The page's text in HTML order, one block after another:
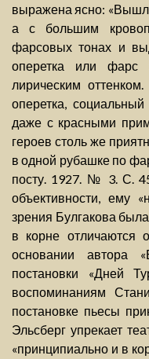
выражена ясно:
а с большим
фарсовых тонах и
оперетка или фарс
лирическим
оперетка,
даже с красными
героев столь же
в одной рубашке по
посту. 1927. № 3. С.
объективности, ему
зрения Булгакова
в корне отличаются
основании автора
постановки «Дней
воспоминаниям
постановке пьесы
Эльсберг упрекает
«принципиально и в